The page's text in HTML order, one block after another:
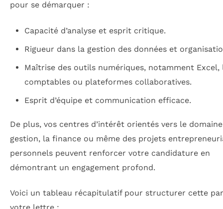
pour se démarquer :
Capacité d’analyse et esprit critique.
Rigueur dans la gestion des données et
Maîtrise des outils numériques, notamment Excel,
comptables ou plateformes collaboratives.
Esprit d’équipe et communication efficace.
De plus, vos centres d’intérêt orientés vers le
gestion, la finance ou même des projets
personnels peuvent renforcer votre candidature en
démontrant un engagement profond.
Voici un tableau récapitulatif pour structurer cette